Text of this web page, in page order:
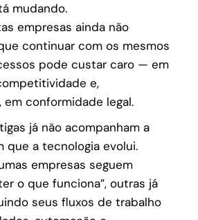
mudando.
empresas ainda não
continuar com os mesmos
pode custar caro — em
e,
conformidade legal.
já não acompanham a
que a tecnologia evolui.
empresas seguem
o que funciona”, outras já
seus fluxos de trabalho